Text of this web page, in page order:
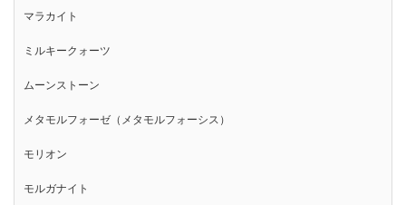
マラカイト
ミルキークォーツ
ムーンストーン
メタモルフォーゼ（メタモルフォーシス）
モリオン
モルガナイト